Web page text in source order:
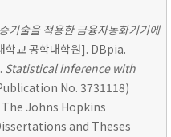
기술을 적용한 금융자동화기기에
학교 공학대학원]. DBpia.
Statistical inference with
No. 3731118)
Johns Hopkins
and Theses